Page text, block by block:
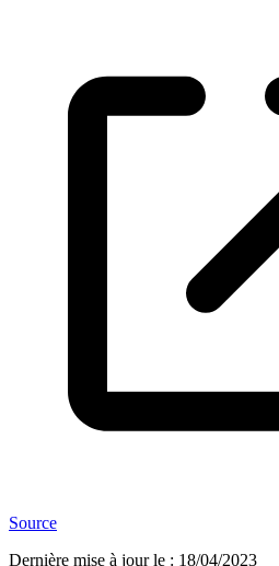
Source
Dernière mise à jour le : 18/04/2023